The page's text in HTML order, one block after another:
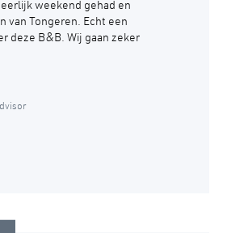
weekend gehad en
van Tongeren. Echt een
deze B&B. Wij gaan zeker